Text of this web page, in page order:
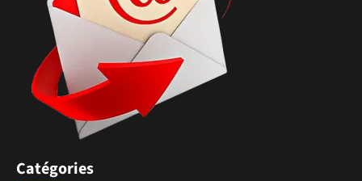
Catégories